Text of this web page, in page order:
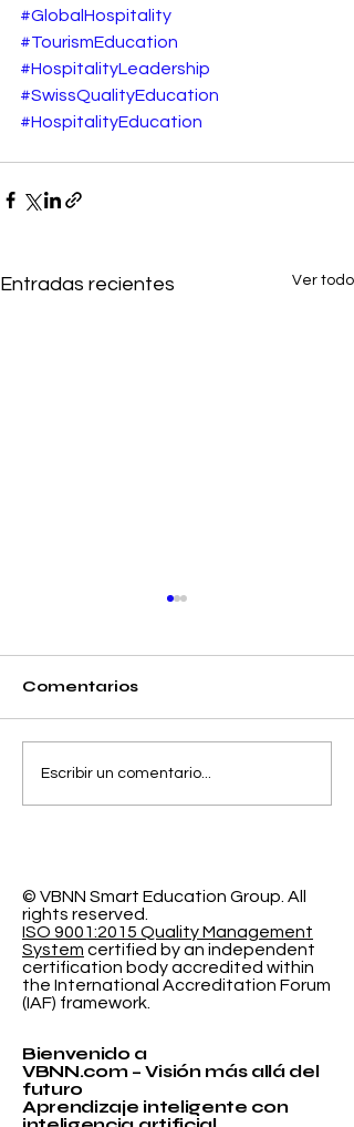
#GlobalHospitality
#TourismEducation
#HospitalityLeadership
#SwissQualityEducation
#HospitalityEducation
Entradas recientes Ver todo
Separando la
Precisión y el Error
Comentarios
Escribir un comentario...
© VBNN Smart Education Group. All
rights reserved.
ISO 9001:2015 Quality Management
System certified by an independent
certification body accredited within
the International Accreditation Forum
(IAF) framework.
Bienvenido a
VBNN.com – Visión más allá del
futuro
Aprendizaje inteligente con